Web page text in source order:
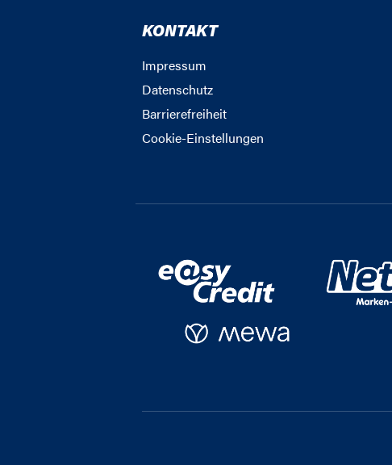
KONTAKT
Impressum
Datenschutz
Barrierefreiheit
Cookie-Einstellungen